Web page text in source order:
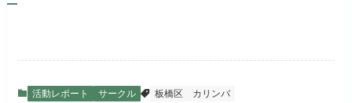
活動レポート サークル 板橋区 カリンバ